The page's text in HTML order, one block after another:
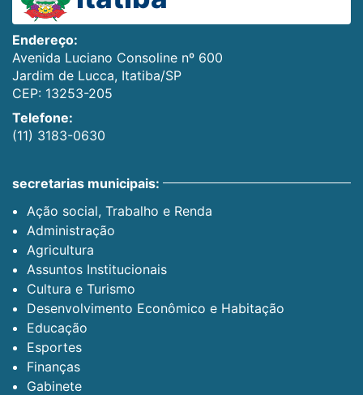
Endereço:
Avenida Luciano Consoline nº 600
Jardim de Lucca, Itatiba/SP
CEP: 13253-205
Telefone:
(11) 3183-0630
secretarias municipais:
Ação social, Trabalho e Renda
Administração
Agricultura
Assuntos Institucionais
Cultura e Turismo
Desenvolvimento Econômico e Habitação
Educação
Esportes
Finanças
Gabinete